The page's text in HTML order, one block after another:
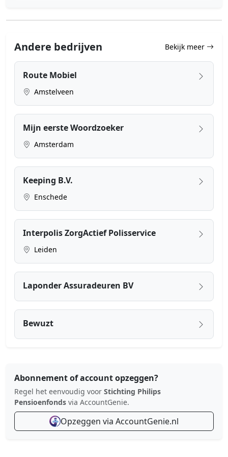
Andere bedrijven Bekijk meer
Route Mobiel
Amstelveen
Mijn eerste Woordzoeker
Amsterdam
Keeping B.V.
Enschede
Interpolis ZorgActief Polisservice
Leiden
Laponder Assuradeuren BV
Bewuzt
Abonnement of account opzeggen?
Regel het eenvoudig voor Stichting Philips
Pensioenfonds via AccountGenie.
Opzeggen via AccountGenie.nl